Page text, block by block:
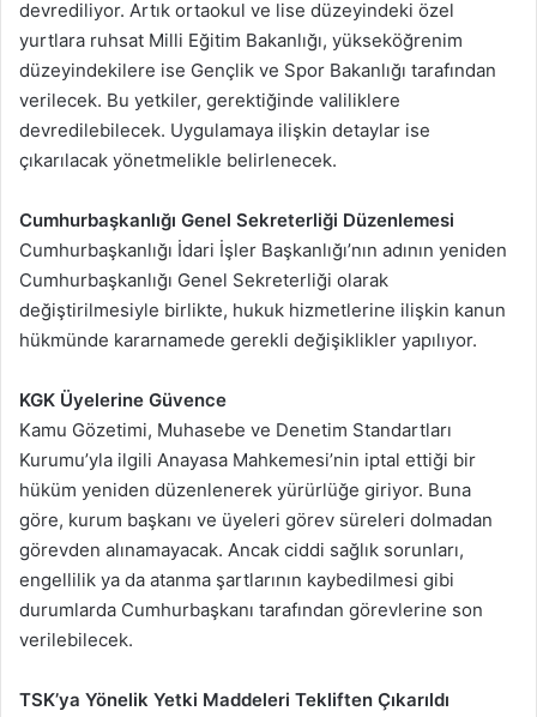
devrediliyor. Artık ortaokul ve lise düzeyindeki özel
yurtlara ruhsat Milli Eğitim Bakanlığı, yükseköğrenim
düzeyindekilere ise Gençlik ve Spor Bakanlığı tarafından
verilecek. Bu yetkiler, gerektiğinde valiliklere
devredilebilecek. Uygulamaya ilişkin detaylar ise
çıkarılacak yönetmelikle belirlenecek.
Cumhurbaşkanlığı Genel Sekreterliği Düzenlemesi
Cumhurbaşkanlığı İdari İşler Başkanlığı’nın adının yeniden
Cumhurbaşkanlığı Genel Sekreterliği olarak
değiştirilmesiyle birlikte, hukuk hizmetlerine ilişkin kanun
hükmünde kararnamede gerekli değişiklikler yapılıyor.
KGK Üyelerine Güvence
Kamu Gözetimi, Muhasebe ve Denetim Standartları
Kurumu’yla ilgili Anayasa Mahkemesi’nin iptal ettiği bir
hüküm yeniden düzenlenerek yürürlüğe giriyor. Buna
göre, kurum başkanı ve üyeleri görev süreleri dolmadan
görevden alınamayacak. Ancak ciddi sağlık sorunları,
engellilik ya da atanma şartlarının kaybedilmesi gibi
durumlarda Cumhurbaşkanı tarafından görevlerine son
verilebilecek.
TSK’ya Yönelik Yetki Maddeleri Tekliften Çıkarıldı